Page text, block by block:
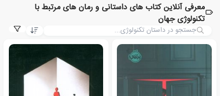
معرفی آنلاین کتاب های داستانی و رمان های مرتبط با
تکنولوژی جهان